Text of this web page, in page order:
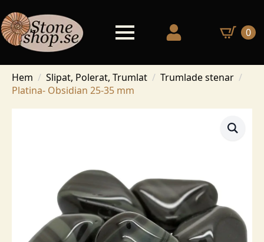
0
Hem Slipat, Polerat, Trumlat
Trumlade stenar
Platina- Obsidian 25-35 mm